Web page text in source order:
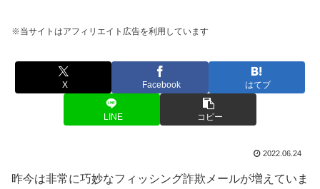
※当サイトはアフィリエイト広告を利用しています
X Facebook はてブ
LINE コピー
2022.06.24
昨今は非常に巧妙なフィッシング詐欺メールが増えていま